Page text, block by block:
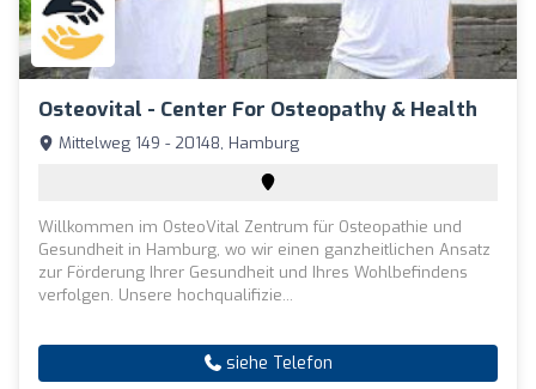
Osteovital - Center For Osteopathy & Health
Mittelweg 149 - 20148, Hamburg
Willkommen im OsteoVital Zentrum für Osteopathie und
Gesundheit in Hamburg, wo wir einen ganzheitlichen Ansatz
zur Förderung Ihrer Gesundheit und Ihres Wohlbefindens
verfolgen. Unsere hochqualifizie...
siehe Telefon